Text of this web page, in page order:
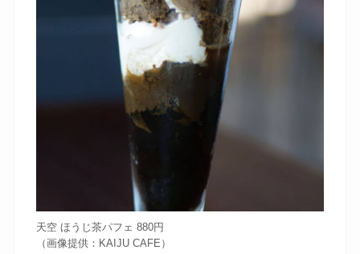
天空 ほうじ茶パフェ 880円
（画像提供：KAIJU CAFE）